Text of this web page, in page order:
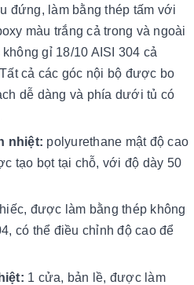
đứng, làm bằng thép tấm với
màu trắng cả trong và ngoài
gỉ 18/10 AISI 304 cả
cả các góc nội bộ được bo
dễ dàng và phía dưới tủ có
nhiệt: polyurethane mật độ cao
tạo bọt tại chỗ, với độ dày 50
được làm bằng thép không
có thể điều chỉnh độ cao để
1 cửa, bản lề, được làm